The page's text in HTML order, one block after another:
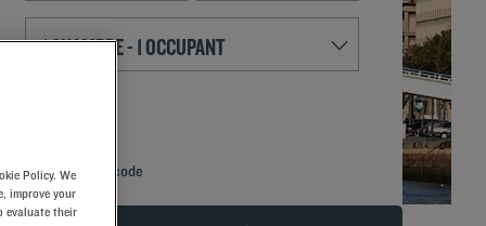
Navigate forward to interact with the calendar and select a date.
Navigate backward to interact with the
Ajouter un code
Policy. We
improve your
evaluate their